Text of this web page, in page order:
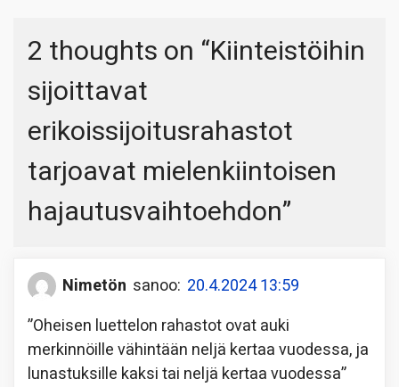
2 thoughts on “Kiinteistöihin
sijoittavat
erikoissijoitusrahastot
tarjoavat mielenkiintoisen
hajautusvaihtoehdon”
Nimetön sanoo: 20.4.2024 13:59
”Oheisen luettelon rahastot ovat auki
merkinnöille vähintään neljä kertaa vuodessa, ja
lunastuksille kaksi tai neljä kertaa vuodessa”